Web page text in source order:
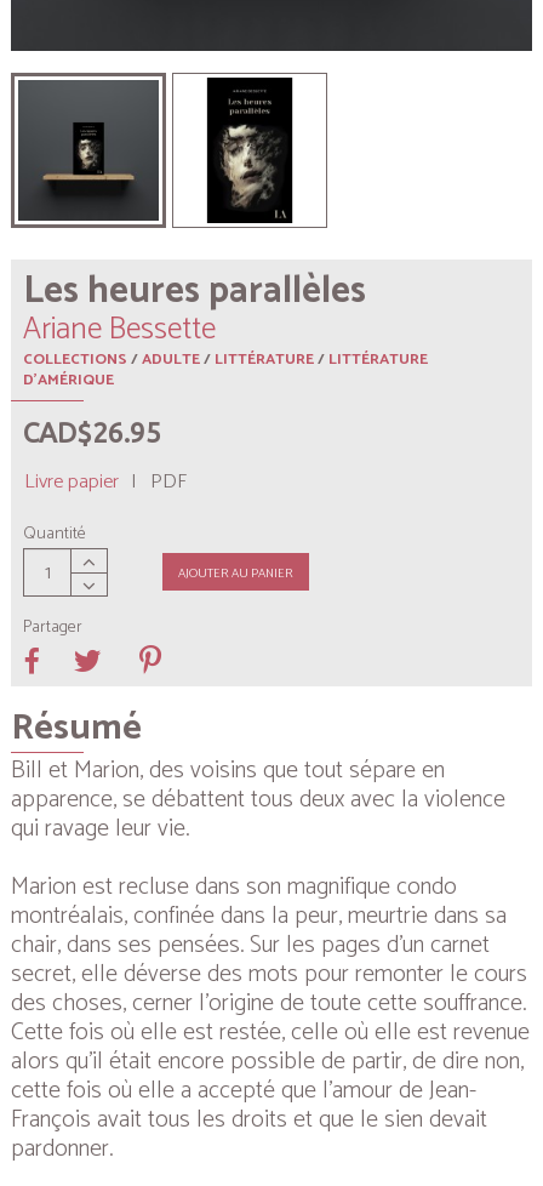
Les heures parallèles
Ariane Bessette
COLLECTIONS/ADULTE/LITTÉRATURE/LITTÉRATURE
D'AMÉRIQUE
CAD$26.95
Livre papier | PDF
Quantité
AJOUTER AU PANIER
Partager
Résumé
Bill et Marion, des voisins que tout sépare en
apparence, se débattent tous deux avec la violence
qui ravage leur vie.
Marion est recluse dans son magnifique condo
montréalais, confinée dans la peur, meurtrie dans sa
chair, dans ses pensées. Sur les pages d’un carnet
secret, elle déverse des mots pour remonter le cours
des choses, cerner l’origine de toute cette souffrance.
Cette fois où elle est restée, celle où elle est revenue
alors qu’il était encore possible de partir, de dire non,
cette fois où elle a accepté que l’amour de Jean-
François avait tous les droits et que le sien devait
pardonner.